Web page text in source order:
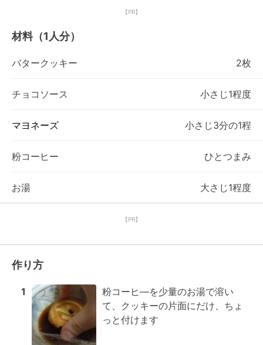
【PR】
材料（1人分）
バタークッキー 2枚
チョコソース 小さじ1程度
マヨネーズ 小さじ3分の1程
粉コーヒー ひとつまみ
お湯 大さじ1程度
【PR】
作り方
1
粉コーヒ―を少量のお湯で溶い
て、クッキーの片面にだけ、ちょ
っと付けます